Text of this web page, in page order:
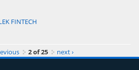
FINTECH
2 of 25 next ›